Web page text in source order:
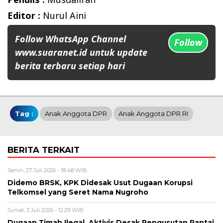
Editor : Nurul Aini
Follow WhatsApp Channel
www.suaranet.id untuk update
berita terbaru setiap hari
Follow
Tag : Anak Anggota DPR Anak Anggota DPR RI
BERITA TERKAIT
Senin, 27 Juli 2026 - 18:48 WIB
Didemo BRSK, KPK Didesak Usut Dugaan Korupsi
Telkomsel yang Seret Nama Nugroho
Jumat, 3 Juli 2026 - 12:29 WIB